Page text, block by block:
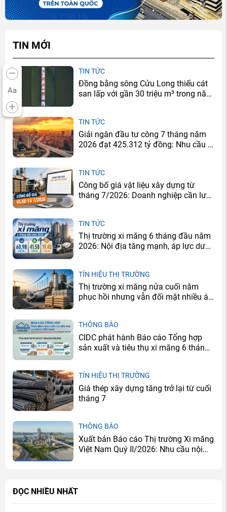
Aa
TIN MỚI
TIN TỨC
Đồng bằng sông Cửu Long thiếu cát
san lấp với gần 30 triệu m³ trong năm
TIN TỨC
Giải ngân đầu tư công 7 tháng năm
2026 đạt 425.312 tỷ đồng: Nhu cầu xi
TIN TỨC
Công bố giá vật liệu xây dựng từ
tháng 7/2026: Doanh nghiệp cần lưu
TIN TỨC
Thị trường xi măng 6 tháng đầu năm
2026: Nội địa tăng mạnh, áp lực dư
TÍN HIỆU THỊ TRƯỜNG
Thị trường xi măng nửa cuối năm
phục hồi nhưng vẫn đối mặt nhiều áp
THÔNG BÁO
CIDC phát hành Báo cáo Tổng hợp
sản xuất và tiêu thụ xi măng 6 tháng
TÍN HIỆU THỊ TRƯỜNG
Giá thép xây dựng tăng trở lại từ cuối
tháng 7
THÔNG BÁO
Xuất bản Báo cáo Thị trường Xi măng
Việt Nam Quý II/2026: Nhu cầu nội
ĐỌC NHIỀU NHẤT